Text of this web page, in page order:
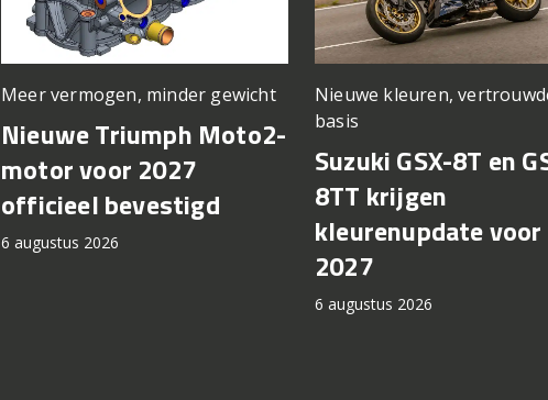
Meer vermogen, minder gewicht
Nieuwe Triumph Moto2-
motor voor 2027
officieel bevestigd
6 augustus 2026
Nieuwe kleuren,
basis
Suzuki GSX-8T en
8TT krijgen
kleurenupdate voor
2027
6 augustus 2026